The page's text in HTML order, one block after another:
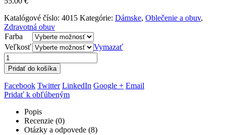
Katalógové číslo: 4015 Kategórie: Dámske, Oblečenie a obuv,
Zdravotná obuv
Farba
Veľkosť
Vymazať
Pridať do košíka
Facebook Twitter LinkedIn Google + Email
Pridať k obľúbeným
Popis
Recenzie (0)
Otázky a odpovede (8)